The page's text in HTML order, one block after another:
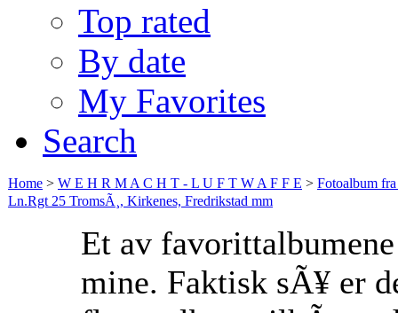
Top rated
By date
My Favorites
Search
Home > W E H R M A C H T - L U F T W A F F E > Fotoalbum
Ln.Rgt 25 TromsÃ¸, Kirkenes, Fredrikstad mm
Et av favorittalbumene
mine. Faktisk sÃ¥ er